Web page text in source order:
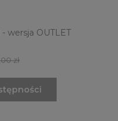
wersja OUTLET
zł